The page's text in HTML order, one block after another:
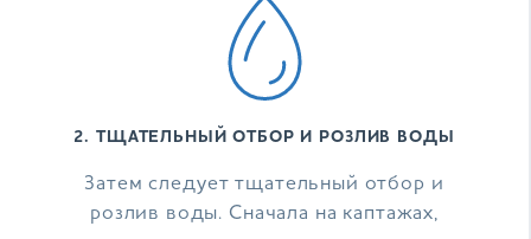
2. ТЩАТЕЛЬНЫЙ ОТБОР И РОЗЛИВ ВОДЫ
Затем следует тщательный отбор и
розлив воды. Сначала на каптажах,